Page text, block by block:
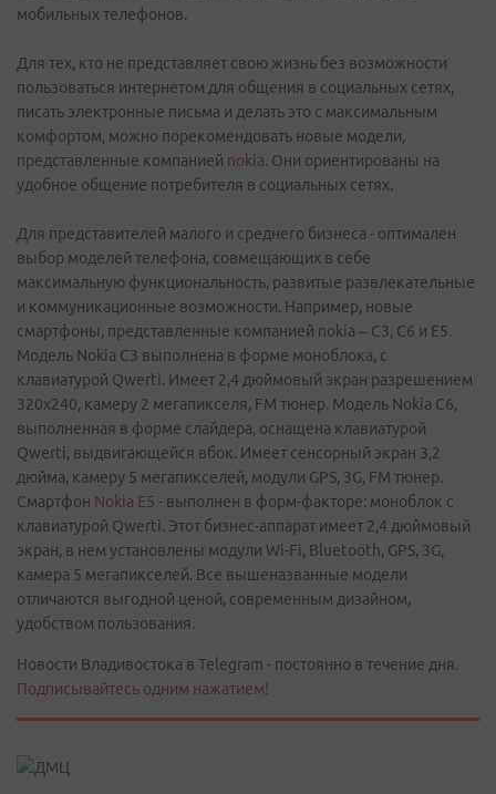
мобильных телефонов.
Для тех, кто не представляет свою жизнь без возможности
пользоваться интернетом для общения в социальных сетях,
писать электронные письма и делать это с максимальным
комфортом, можно порекомендовать новые модели,
представленные компанией nokia. Они ориентированы на
удобное общение потребителя в социальных сетях.
Для представителей малого и среднего бизнеса - оптимален
выбор моделей телефона, совмещающих в себе
максимальную функциональность, развитые развлекательные
и коммуникационные возможности. Например, новые
смартфоны, представленные компанией nokia – С3, С6 и Е5.
Модель Nokia С3 выполнена в форме моноблока, с
клавиатурой Qwerti. Имеет 2,4 дюймовый экран разрешением
320х240, камеру 2 мегапикселя, FM тюнер. Модель Nokia С6,
выполненная в форме слайдера, оснащена клавиатурой
Qwerti, выдвигающейся вбок. Имеет сенсорный экран 3,2
дюйма, камеру 5 мегапикселей, модули GPS, 3G, FM тюнер.
Смартфон Nokia Е5 - выполнен в форм-факторе: моноблок с
клавиатурой Qwerti. Этот бизнес-аппарат имеет 2,4 дюймовый
экран, в нем установлены модули Wi-Fi, Bluetooth, GPS, 3G,
камера 5 мегапикселей. Все вышеназванные модели
отличаются выгодной ценой, современным дизайном,
удобством пользования.
Новости Владивостока в Telegram - постоянно в течение дня.
Подписывайтесь одним нажатием!